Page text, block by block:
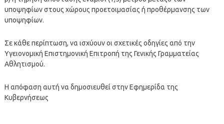
υποψηφίων στους χώρους προετοιμασίας ή προθέρμανσης των
υποψηφίων.
Σε κάθε περίπτωση, να ισχύουν οι σχετικές οδηγίες από την
Υγειονομική Επιστημονική Επιτροπή της Γενικής Γραμματείας
Αθλητισμού.
Η απόφαση αυτή να δημοσιευθεί στην Εφημερίδα της
Κυβερνήσεως